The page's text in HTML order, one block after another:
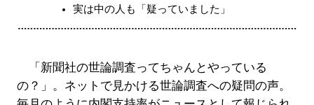
実は中の人も「疑っていました」
「新聞社の世論調査ってちゃんとやっている
の？」。ネットで見かける世論調査への疑問の声。